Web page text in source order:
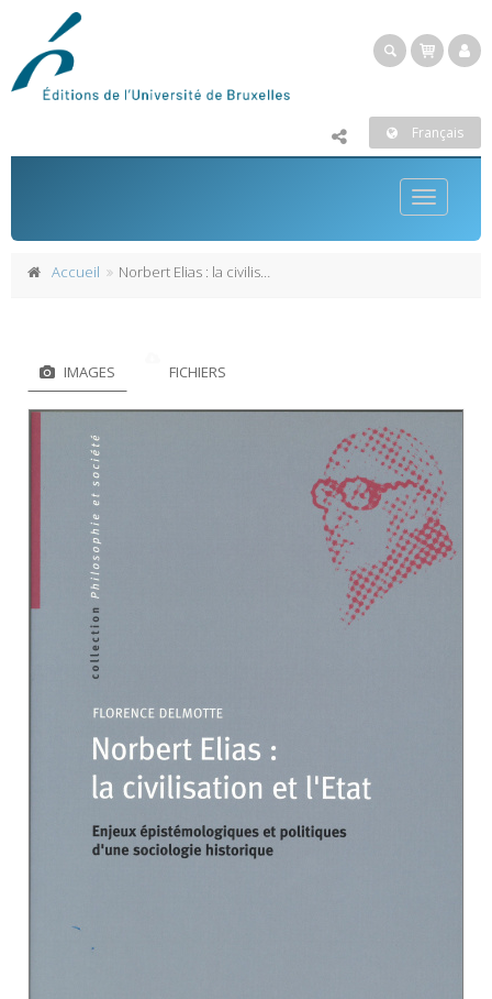
Français
Toggle
Accueil Norbert Elias : la civilisation et l'État
IMAGES FICHIERS